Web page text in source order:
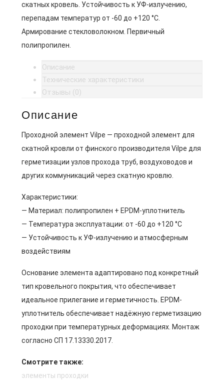
скатных кровель. Устойчивость к УФ-излучению,
перепадам температур от -60 до +120 °C.
Армирование стекловолокном. Первичный
полипропилен.
Описание
Технические характеристики
Отзывы (0)
Описание
Проходной элемент Vilpe — проходной элемент для
скатной кровли от финского производителя Vilpe для
герметизации узлов прохода труб, воздуховодов и
других коммуникаций через скатную кровлю.
Характеристики:
— Материал: полипропилен + EPDM-уплотнитель
— Температура эксплуатации: от -60 до +120 °C
— Устойчивость к УФ-излучению и атмосферным
воздействиям
Основание элемента адаптировано под конкретный
тип кровельного покрытия, что обеспечивает
идеальное прилегание и герметичность. EPDM-
уплотнитель обеспечивает надёжную герметизацию
проходки при температурных деформациях. Монтаж
согласно СП 17.13330.2017.
Смотрите также:
элементы проходки